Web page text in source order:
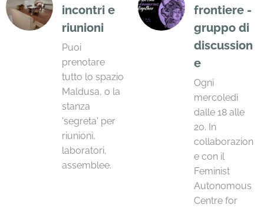
incontri e
riunioni
Puoi
prenotare
tutto lo spazio
Maldusa, o la
stanza
'segreta' per
riunioni,
laboratori,
assemblee.
frontiere -
gruppo di
discussion
e
Ogni
mercoledì
dalle 18 alle
20. In
collaborazion
e con il
Feminist
Autonomous
Centre for